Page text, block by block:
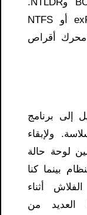
يمكن للمرء تحديد Fat32 أو exFAT أو NTFS
محرك أقراص
إلى برنامج
ولإبقاء
لوحة حالة
بينما كنا
أثناء
العديد من